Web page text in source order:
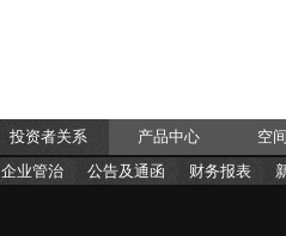
投资者关系
企业管治
公告及通函 财务报表
产品中心 空